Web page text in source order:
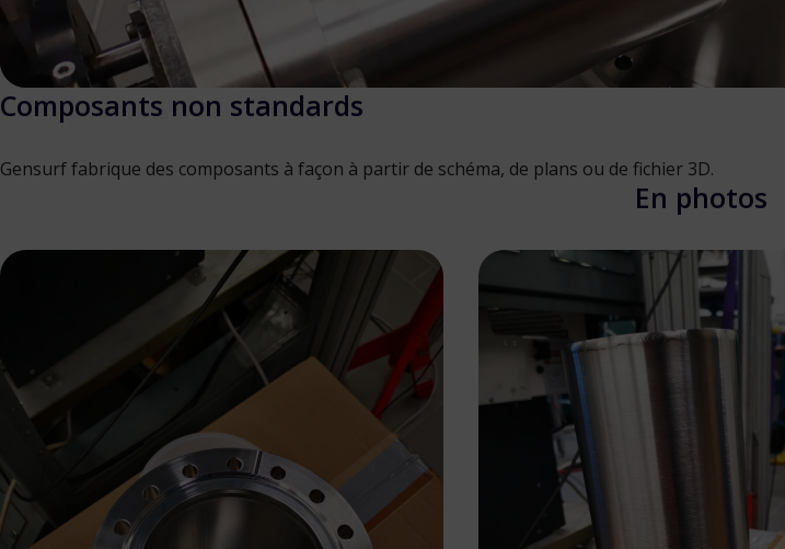
Composants non standards
Gensurf fabrique des composants à façon à partir de schéma, de plans ou de fichier 3D.
En photos